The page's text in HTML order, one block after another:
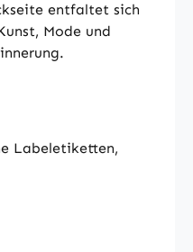
entfaltet sich
Mode und
Labeletiketten,